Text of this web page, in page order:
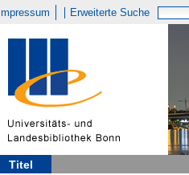
Impressum Erweiterte Suche
Titel